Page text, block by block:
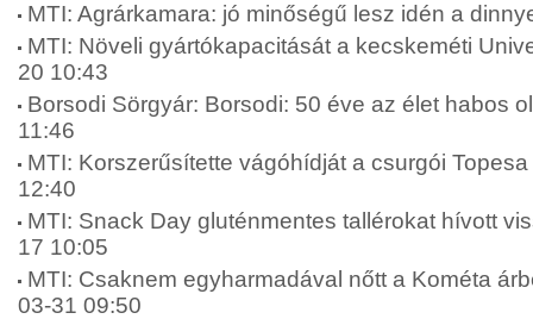
MTI: Agrárkamara: jó minőségű lesz idén a
MTI: Növeli gyártókapacitását a kecskeméti
20 10:43
Borsodi Sörgyár: Borsodi: 50 éve az élet habos
11:46
MTI: Korszerűsítette vágóhídját a csurgói
12:40
MTI: Snack Day gluténmentes tallérokat hívott
17 10:05
MTI: Csaknem egyharmadával nőtt a Kométa
03-31 09:50